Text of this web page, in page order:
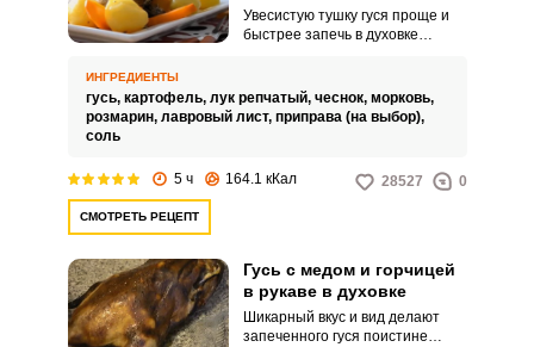
Увесистую тушку гуся проще и
быстрее запечь в духовке
маринадом, а под фольгой
равномерно и качественно
овощами.
ИНГРЕДИЕНТЫ
гусь, картофель, лук репчатый, чеснок, морковь,
розмарин, лавровый лист, приправа (на выбор),
соль
5 ч 164.1 кКал 28527 0
СМОТРЕТЬ РЕЦЕПТ
Гусь с медом и горчицей
в рукаве в духовке
Шикарный вкус и вид делают
запеченного гуся поистине